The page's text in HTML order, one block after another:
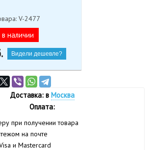
V-2477
наличии
Видели дешевле?
Доставка: в Москва
Оплата:
при получении товара
на почте
и Mastercard